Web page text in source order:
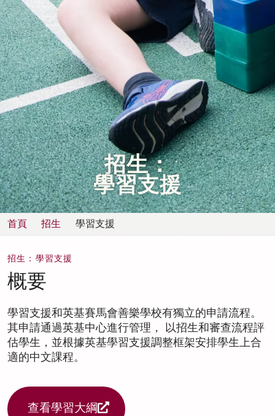
首頁 招生 學習支援
招生：
學習支援
招生：學習支援
概要
學習支援和英基賽馬會善樂學校有獨立的申請流程。
其申請通過英基中心進行管理， 以招生和審查流程評
估學生， 並根據英基學習支援調整框架安排學生上合
適的中文課程。
查看學習大綱
最新公告
立
即
諮
詢
View in:
English
繁體中文